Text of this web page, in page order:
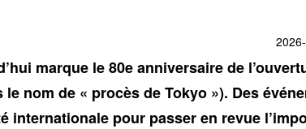
marque le 80e anniversaire de
nom de « procès de Tokyo »). Des
internationale pour passer en revue